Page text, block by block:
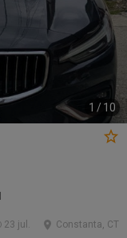
1 / 10
Constanta, CT
23 jul.